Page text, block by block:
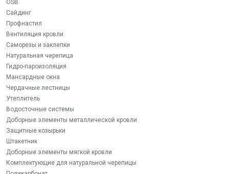
OSB
Сайдинг
Профнастил
Вентиляция кровли
Саморезы и заклепки
Натуральная черепица
Гидро-пароизоляция
Мансардные окна
Чердачные лестницы
Утеплитель
Водосточные системы
Доборные элементы металлической кровли
Защитные козырьки
Штакетник
Доборные элементы мягкой кровли
Комплектующие для натуральной черепицы